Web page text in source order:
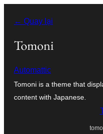
đến
phần
dung
← Quay lại
Tomoni
Automattic
Tomoni is a theme that
content with Japanese.